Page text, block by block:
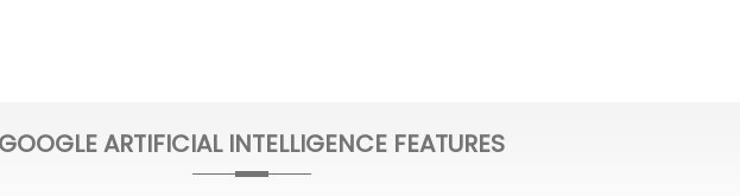
GOOGLE ARTIFICIAL INTELLIGENCE FEATURES